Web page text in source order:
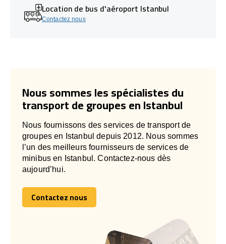
Location de bus d'aéroport Istanbul
Contactez nous
Nous sommes les spécialistes du
transport de groupes en Istanbul
Nous fournissons des services de transport de
groupes en Istanbul depuis 2012. Nous sommes
l’un des meilleurs fournisseurs de services de
minibus en Istanbul. Contactez-nous dès
aujourd’hui.
Contactez nous
Contactez nous